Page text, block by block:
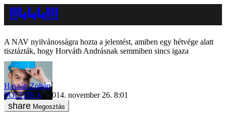
A NAV nyilvánosságra hozta a jelentést, amiben egy hétvége alatt
tisztázták, hogy Horváth Andrásnak semmiben sincs igaza
Haszán Zoltán
POLITIKA
2014. november 26. 8:01
Megosztás